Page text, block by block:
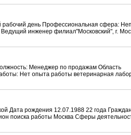
день Профессиональная сфера:
инженер филиал"Московский"‚ г.
Менеджер по продажам Область
Нет опыта работы ветеринарная
Дата рождения 12.07.1988 22 года
поиска работы Москва Сферы